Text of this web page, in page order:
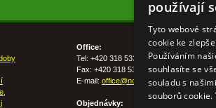
Office:
Tel: +420 318 533 511
Fax: +420 318 533 513
E-mail: office@nohelgarden.cz
Objednávky:
používají
Tyto webové
cookie ke
Používáním
souhlasíte se
souladu s
souborů cookie.